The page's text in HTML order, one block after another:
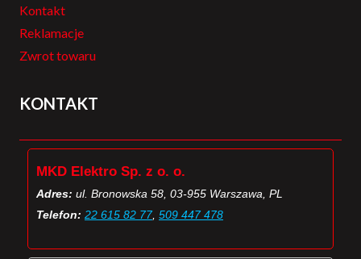
Kontakt
Reklamacje
Zwrot towaru
KONTAKT
MKD Elektro Sp. z o. o.
Adres: ul. Bronowska 58, 03-955 Warszawa, PL
Telefon: 22 615 82 77, 509 447 478